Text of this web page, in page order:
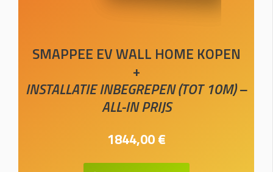
SMAPPEE EV WALL HOME KOPEN
+
INSTALLATIE INBEGREPEN (TOT 10M) –
ALL-IN PRIJS
1844,00 €